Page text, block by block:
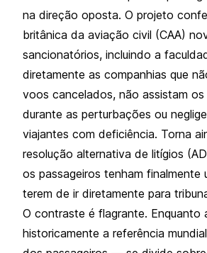
na direção oposta. O projeto
britânica da aviação civil (CAA)
sancionatórios, incluindo a
diretamente as companhias que
voos cancelados, não assistam os
durante as perturbações ou
viajantes com deficiência. Torna
resolução alternativa de litígios
os passageiros tenham finalmente
terem de ir diretamente para
O contraste é flagrante.
historicamente a referência